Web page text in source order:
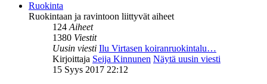
Ruokinta
Ruokintaan ja ravintoon liittyvät aiheet
124Aiheet
1380 Viestit
Uusin viesti Ilu Virtasen koiranruokintalu…
Kirjoittaja Seija Kinnunen Näytä uusin viesti
15 Syys 2017 22:12